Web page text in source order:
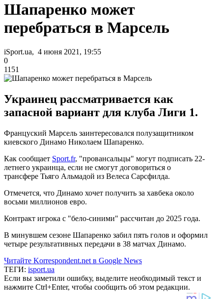
Шапаренко может
перебраться в Марсель
iSport.ua, 4 июня 2021, 19:55
0
1151
Украинец рассматривается как
запасной вариант для клуба Лиги 1.
Француский Марсель заинтересовался полузащитником
киевского Динамо Николаем Шапаренко.
Как сообщает Sport.fr, "провансальцы" могут подписать 22-
летнего украинца, если не смогут договориться о
трансфере Тьяго Альмадой из Велеса Сарсфилда.
Отмечется, что Динамо хочет получить за хавбека около
восьми миллионов евро.
Контракт игрока с "бело-синими" рассчитан до 2025 года.
В минувшем сезоне Шапаренко забил пять голов и оформил
четыре результативных передачи в 38 матчах Динамо.
Читайте Korrespondent.net в Google News
ТЕГИ: isport.ua
Если вы заметили ошибку, выделите необходимый текст и
нажмите Ctrl+Enter, чтобы сообщить об этом редакции.